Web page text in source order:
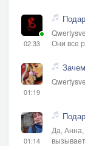
02:33
Они все
01:19
01:14
Да, Анна,